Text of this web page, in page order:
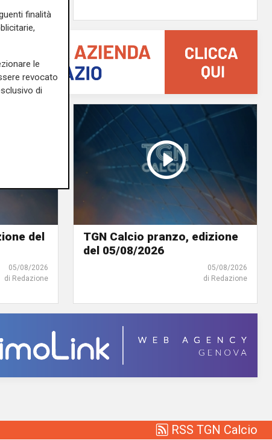
del
05/08/2026
di Redazione
TGN Calcio pranzo, edizione
del 05/08/2026
05/08/2026
di Redazione
RSS TGN Calcio
finalità
le
revocato
di